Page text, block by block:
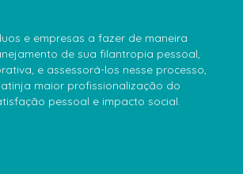
e empresas a fazer de maneira
de sua filantropia pessoal,
e assessorá-los nesse processo,
maior profissionalização do
pessoal e impacto social.